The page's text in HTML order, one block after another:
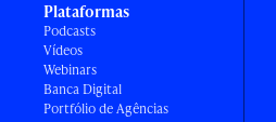
Plataformas
Podcasts
Vídeos
Webinars
Banca Digital
Portfólio de Agências